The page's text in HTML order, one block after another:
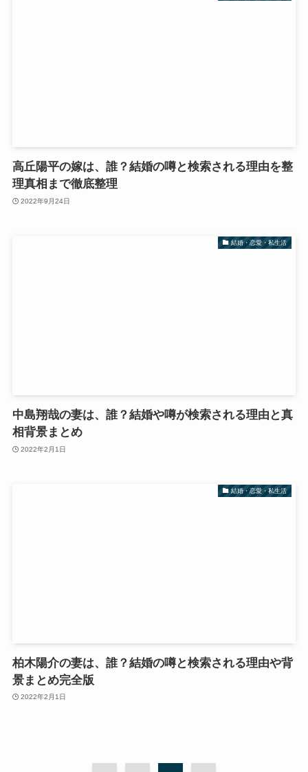
高丘陽平の嫁は、誰？結婚の噂と検索される理由を整
理真相まで徹底整理
2022年9月24日
結婚・恋愛・私生活
中島翔哉の妻は、誰？結婚や噂が検索される理由と真
相背景まとめ
2022年2月1日
結婚・恋愛・私生活
柏木陽介の妻は、誰？結婚の噂と検索される理由や背
景まとめ完全版
2022年2月1日